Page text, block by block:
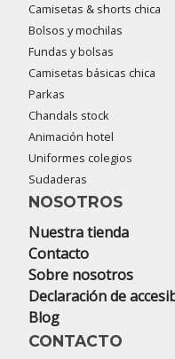
Camisetas & shorts chica
Bolsos y mochilas
Fundas y bolsas
Camisetas básicas chica
Parkas
Chandals stock
Animación hotel
Uniformes colegios
Sudaderas
NOSOTROS
Nuestra tienda
Contacto
Sobre nosotros
Declaración de
Blog
CONTACTO